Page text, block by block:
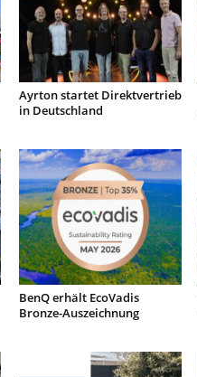
Ayrton startet Direktvertrieb
in Deutschland
BenQ erhält EcoVadis
Bronze-Auszeichnung